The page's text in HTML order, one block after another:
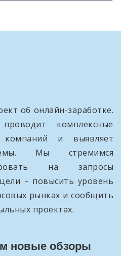
об онлайн-заработке.
комплексные
компаний и выявляет
Мы стремимся
на запросы
– повысить уровень
рынках и сообщить
проектах.
новые обзоры